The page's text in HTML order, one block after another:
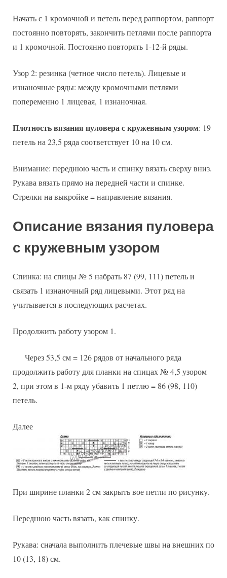
Начать с 1 кромочной и петель перед раппортом, раппорт
постоянно повторять, закончить петлями после раппорта
и 1 кромочной. Постоянно повторять 1-12-й ряды.
Узор 2: резинка (четное число петель). Лицевые и
изнаночные ряды: между кромочными петлями
попеременно 1 лицевая, 1 изнаночная.
Плотность вязания пуловера с кружевным узором: 19
петель на 23,5 ряда соответствует 10 на 10 см.
Внимание: переднюю часть и спинку вязать сверху вниз.
Рукава вязать прямо на передней части и спинке.
Стрелки на выкройке = направление вязания.
Описание вязания пуловера
с кружевным узором
Спинка: на спицы № 5 набрать 87 (99, 111) петель и
связать 1 изнаночный ряд лицевыми. Этот ряд на
учитывается в последующих расчетах.
Продолжить работу узором 1.
Через 53,5 см = 126 рядов от начального ряда
продолжить работу для планки на спицах № 4,5 узором
2, при этом в 1-м ряду убавить 1 петлю = 86 (98, 110)
петель.
Далее
При ширине планки 2 см закрыть вое петли по рисунку.
Переднюю часть вязать, как спинку.
Рукава: сначала выполнить плечевые швы на внешних по
10 (13, 18) см.